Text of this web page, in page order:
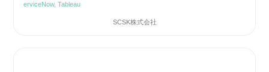
erviceNow, Tableau
SCSK株式会社